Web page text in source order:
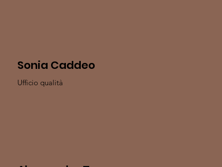
Sonia Caddeo
Ufficio qualità